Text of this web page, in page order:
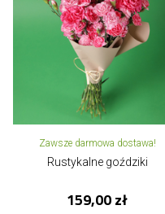
Zawsze darmowa dostawa!
Rustykalne goździki
159,00 zł